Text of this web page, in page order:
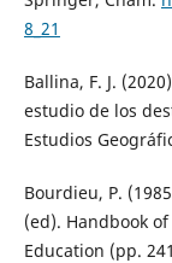
8_21
Ballina, F. J.
estudio de los
Estudios
Bourdieu, P.
(ed). Handbook
Education (pp.